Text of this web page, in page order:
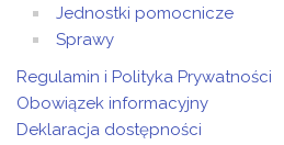
Jednostki pomocnicze
Sprawy
Regulamin i Polityka Prywatności
Obowiązek informacyjny
Deklaracja dostępności